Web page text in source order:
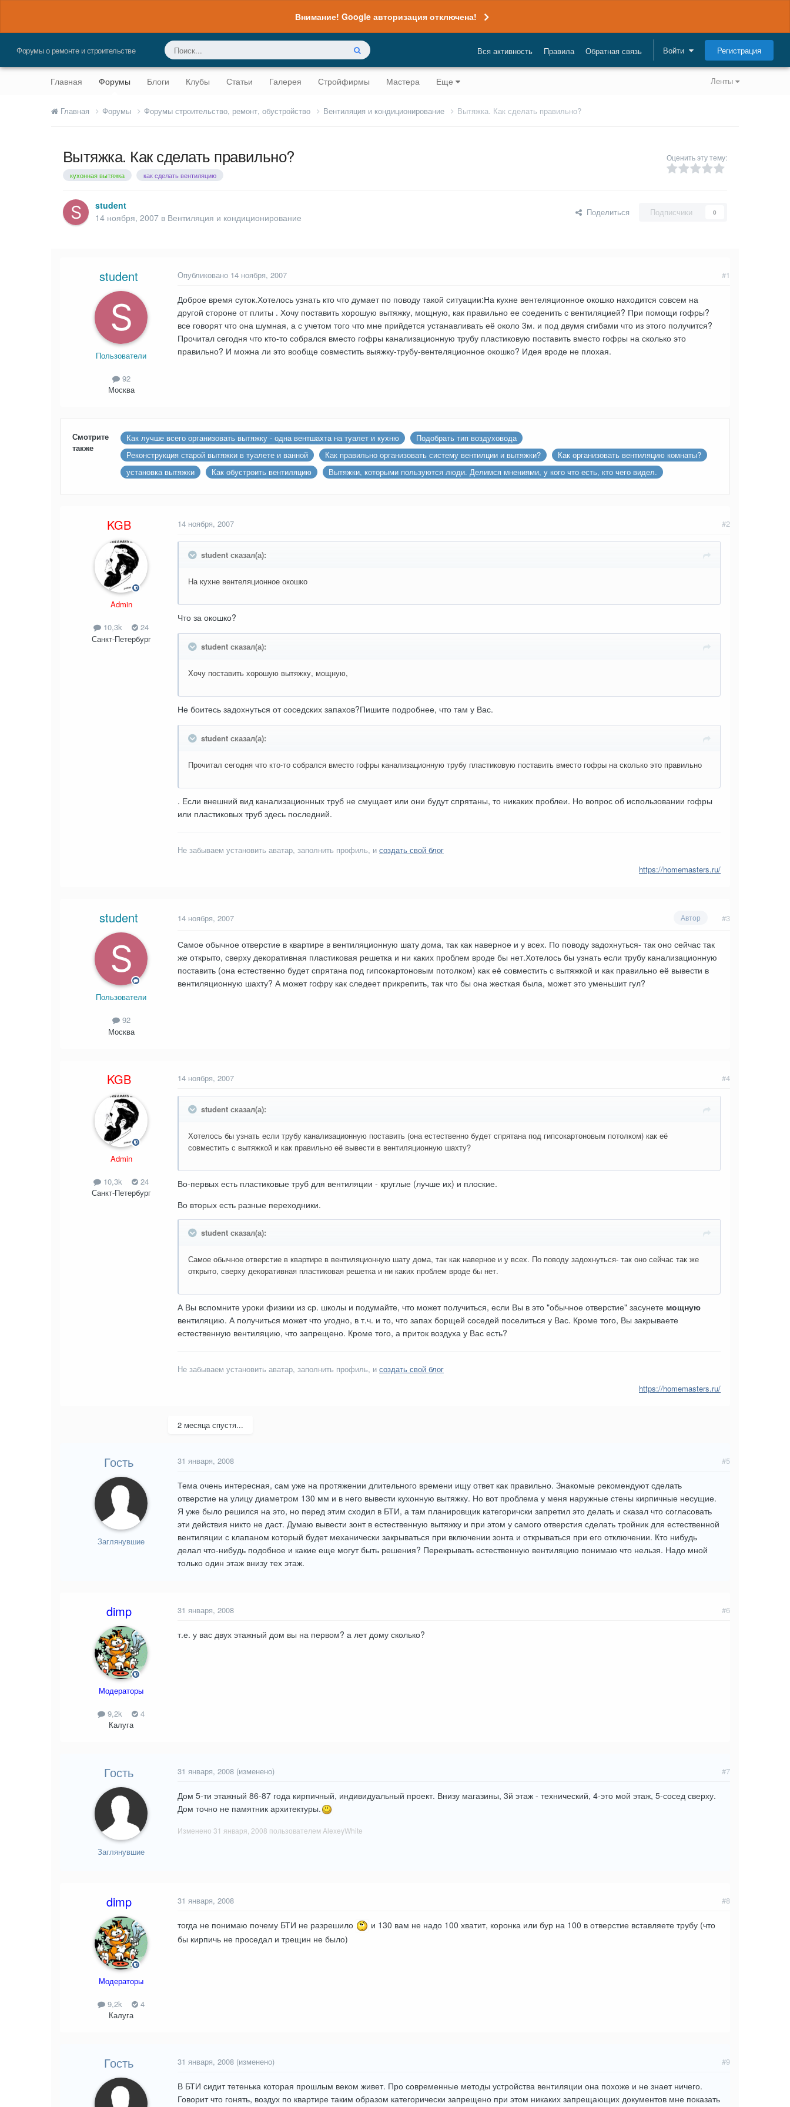
Внимание! Google авторизация отключена!
Форумы о ремонте и строительстве Вся активность Правила Обратная связь Войти Регистрация
Ленты
Главная Форумы Блоги Клубы Статьи Галерея Стройфирмы Мастера Еще
Главная Форумы Форумы строительство, ремонт, обустройство Вентиляция и кондиционирование Вытяжка. Как сделать правильно?
Вытяжка. Как сделать правильно?
кухонная вытяжка как сделать вентиляцию
Оценить эту тему:
student
14 ноября, 2007 в Вентиляция и кондиционирование Поделиться Подписчики 0
student
Пользователи
92
Москва
#1
Опубликовано 14 ноября, 2007
Доброе время суток.Хотелось узнать кто что думает по поводу такой ситуации:На кухне вентеляционное окошко находится совсем на
другой стороне от плиты . Хочу поставить хорошую вытяжку, мощную, как правильно ее соеденить с вентиляцией? При помощи гофры?
все говорят что она шумная, а с учетом того что мне прийдется устанавливать её около 3м. и под двумя сгибами что из этого получится?
Прочитал сегодня что кто-то собрался вместо гофры канализационную трубу пластиковую поставить вместо гофры на сколько это
правильно? И можна ли это вообще совместить выяжку-трубу-вентеляционное окошко? Идея вроде не плохая.
Смотрите
также
Как лучше всего организовать вытяжку - одна вентшахта на туалет и кухню
Подобрать тип воздуховода
Реконструкция старой вытяжки в туалете и ванной
Как правильно организовать систему вентилции и вытяжки?
Как организовать вентиляцию комнаты?
установка вытяжки
Как обустроить вентиляцию Вытяжки, которыми пользуются люди. Делимся мнениями, у кого что есть, кто чего видел.
KGB
Admin
10,3k
24
Санкт-Петербург
#2
14 ноября, 2007
student сказал(а):
На кухне вентеляционное окошко
Что за окошко?
student сказал(а):
Хочу поставить хорошую вытяжку, мощную,
Не боитесь задохнуться от соседских запахов?Пишите подробнее, что там у Вас.
student сказал(а):
Прочитал сегодня что кто-то собрался вместо гофры канализационную трубу пластиковую поставить вместо гофры на сколько это правильно
. Если внешний вид канализационных труб не смущает или они будут спрятаны, то никаких проблеи. Но вопрос об использовании гофры
или пластиковых труб здесь последний.
Не забываем установить аватар, заполнить профиль, и создать свой блог
https://homemasters.ru/
student
Пользователи
92
Москва
Автор #3
14 ноября, 2007
Самое обычное отверстие в квартире в вентиляционную шату дома, так как наверное и у всех. По поводу задохнуться- так оно сейчас так
же открыто, сверху декоративная пластиковая решетка и ни каких проблем вроде бы нет.Хотелось бы узнать если трубу канализационную
поставить (она естественно будет спрятана под гипсокартоновым потолком) как её совместить с вытяжкой и как правильно её вывести в
вентиляционную шахту? А может гофру как следеет прикрепить, так что бы она жесткая была, может это уменьшит гул?
KGB
Admin
10,3k
24
Санкт-Петербург
#4
14 ноября, 2007
student сказал(а):
Хотелось бы узнать если трубу канализационную поставить (она естественно будет спрятана под гипсокартоновым потолком) как её
совместить с вытяжкой и как правильно её вывести в вентиляционную шахту?
Во-первых есть пластиковые труб для вентиляции - круглые (лучше их) и плоские.
Во вторых есть разные переходники.
student сказал(а):
Самое обычное отверстие в квартире в вентиляционную шату дома, так как наверное и у всех. По поводу задохнуться- так оно сейчас так же
открыто, сверху декоративная пластиковая решетка и ни каких проблем вроде бы нет.
А Вы вспомните уроки физики из ср. школы и подумайте, что может получиться, если Вы в это "обычное отверстие" засунете мощную
вентиляцию. А получиться может что угодно, в т.ч. и то, что запах борщей соседей поселиться у Вас. Кроме того, Вы закрываете
естественную вентиляцию, что запрещено. Кроме того, а приток воздуха у Вас есть?
Не забываем установить аватар, заполнить профиль, и создать свой блог
https://homemasters.ru/
2 месяца спустя...
Гость
Заглянувшие
#5
31 января, 2008
Тема очень интересная, сам уже на протяжении длительного времени ищу ответ как правильно. Знакомые рекомендуют сделать
отверстие на улицу диаметром 130 мм и в него вывести кухонную вытяжку. Но вот проблема у меня наружные стены кирпичные несущие.
Я уже было решился на это, но перед этим сходил в БТИ, а там планировщик категоричски запретил это делать и сказал что согласовать
эти действия никто не даст. Думаю вывести зонт в естественную вытяжку и при этом у самого отверстия сделать тройник для естественной
вентиляции с клапаном который будет механически закрываться при включении зонта и открываться при его отключении. Кто нибудь
делал что-нибудь подобное и какие еще могут быть решения? Перекрывать естественную вентиляцию понимаю что нельзя. Надо мной
только один этаж внизу тех этаж.
dimp
Модераторы
9,2k
4
Калуга
#6
31 января, 2008
т.е. у вас двух этажный дом вы на первом? а лет дому сколько?
Гость
Заглянувшие
#7
31 января, 2008 (изменено)
Дом 5-ти этажный 86-87 года кирпичный, индивидуальный проект. Внизу магазины, 3й этаж - технический, 4-это мой этаж, 5-сосед сверху.
Дом точно не памятник архитектуры.
Изменено 31 января, 2008 пользователем AlexeyWhite
dimp
Модераторы
9,2k
4
Калуга
#8
31 января, 2008
тогда не понимаю почему БТИ не разрешило
и 130 вам не надо 100 хватит, коронка или бур на 100 в отверстие вставляете трубу (что
бы кирпичь не проседал и трещин не было)
Гость #9
31 января, 2008 (изменено)
В БТИ сидит тетенька которая прошлым веком живет. Про современные методы устройства вентиляции она похоже и не знает ничего.
Говорит что гонять, воздух по квартире таким образом категорически запрещено при этом никаких запрещающих документов мне показать